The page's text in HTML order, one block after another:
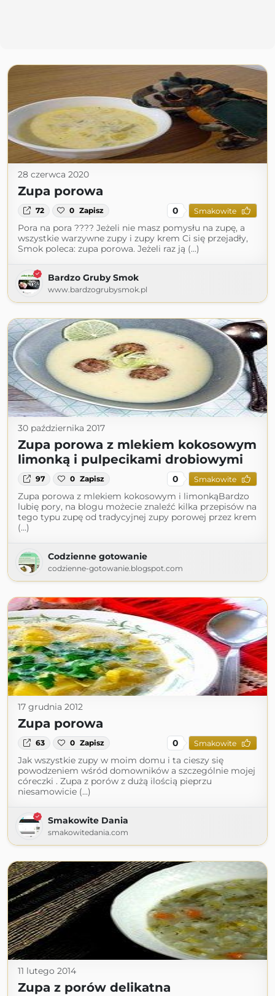
28 czerwca 2020
Zupa porowa
72 0 Zapisz 0 Smakowite
Pora na pora ???? Jeżeli nie masz pomysłu na zupę, a
wszystkie warzywne zupy i zupy krem Ci się przejadły,
Smok poleca: zupa porowa. Jeżeli raz ją (...)
Bardzo Gruby Smok
www.bardzogrubysmok.pl
30 października 2017
Zupa porowa z mlekiem kokosowym
limonką i pulpecikami drobiowymi
97 0 Zapisz 0 Smakowite
Zupa porowa z mlekiem kokosowym i limonkąBardzo
lubię pory, na blogu możecie znaleźć kilka przepisów na
tego typu zupę od tradycyjnej zupy porowej przez krem
(...)
Codzienne gotowanie
codzienne-gotowanie.blogspot.com
17 grudnia 2012
Zupa porowa
63 0 Zapisz 0 Smakowite
Jak wszystkie zupy w moim domu i ta cieszy się
powodzeniem wśród domowników a szczególnie mojej
córeczki . Zupa z porów z dużą ilością pieprzu
niesamowicie (...)
Smakowite Dania
smakowitedania.com
11 lutego 2014
Zupa z porów delikatna